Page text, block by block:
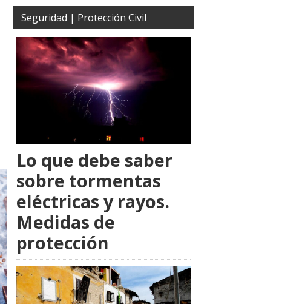
Seguridad | Protección Civil
Lo que debe saber
sobre tormentas
eléctricas y rayos.
Medidas de
protección